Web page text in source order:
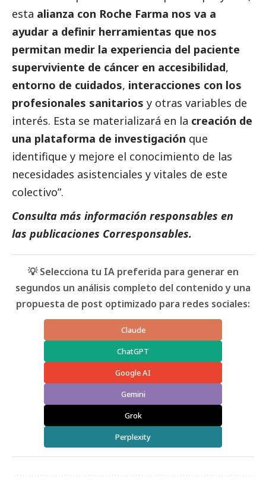
esta alianza con Roche Farma nos va a
ayudar a definir herramientas que nos
permitan medir la experiencia del paciente
superviviente de cáncer en accesibilidad,
entorno de cuidados, interacciones con los
profesionales sanitarios y otras variables de
interés. Esta se materializará en la creación de
una plataforma de investigación que
identifique y mejore el conocimiento de las
necesidades asistenciales y vitales de este
colectivo”.
Consulta más información responsables en
las publicaciones Corresponsables.
💡 Selecciona tu IA preferida para generar en
segundos un análisis completo del contenido y una
propuesta de post optimizado para redes sociales:
Claude
ChatGPT
Google AI
Gemini
Grok
Perplexity